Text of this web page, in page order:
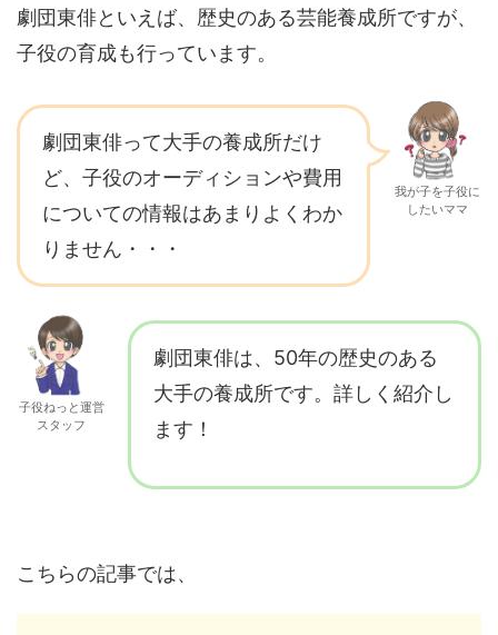
劇団東俳といえば、歴史のある芸能養成所ですが、
子役の育成も行っています。
劇団東俳って大手の養成所だけ
ど、子役のオーディションや費用
についての情報はあまりよくわか
りません・・・
我が子を子役に
したいママ
子役ねっと運営
スタッフ
劇団東俳は、50年の歴史のある
大手の養成所です。詳しく紹介し
ます！
こちらの記事では、